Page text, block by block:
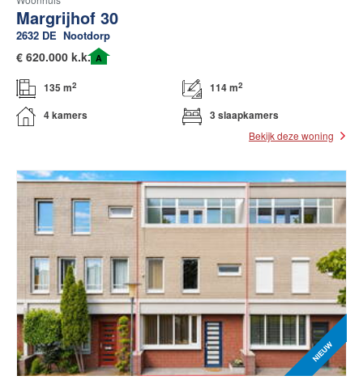
Margrijhof 30
2632 DE Nootdorp
€ 620.000 k.k. A
135 m2 114 m2
4 kamers 3 slaapkamers
Bekijk deze woning